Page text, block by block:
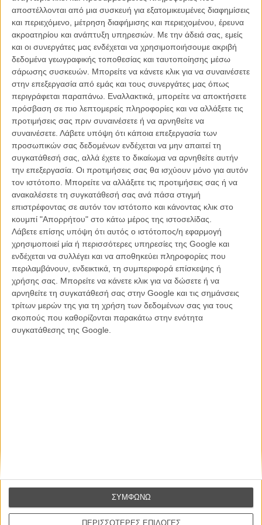
αποστέλλονται από μια συσκευή για εξατομικευμένες διαφημίσεις
και περιεχόμενο, μέτρηση διαφήμισης και περιεχομένου, έρευνα
ακροατηρίου και ανάπτυξη υπηρεσιών. Με την άδειά σας, εμείς
και οι συνεργάτες μας ενδέχεται να χρησιμοποιήσουμε ακριβή
δεδομένα γεωγραφικής τοποθεσίας και ταυτοποίησης μέσω
σάρωσης συσκευών. Μπορείτε να κάνετε κλικ για να συναινέσετε
στην επεξεργασία από εμάς και τους συνεργάτες μας όπως
περιγράφεται παραπάνω. Εναλλακτικά, μπορείτε να αποκτήσετε
πρόσβαση σε πιο λεπτομερείς πληροφορίες και να αλλάξετε τις
προτιμήσεις σας πριν συναινέσετε ή να αρνηθείτε να
συναινέσετε. Λάβετε υπόψη ότι κάποια επεξεργασία των
προσωπικών σας δεδομένων ενδέχεται να μην απαιτεί τη
συγκατάθεσή σας, αλλά έχετε το δικαίωμα να αρνηθείτε αυτήν
την επεξεργασία. Οι προτιμήσεις σας θα ισχύουν μόνο για αυτόν
τον ιστότοπο. Μπορείτε να αλλάξετε τις προτιμήσεις σας ή να
ανακαλέσετε τη συγκατάθεσή σας ανά πάσα στιγμή
επιστρέφοντας σε αυτόν τον ιστότοπο και κάνοντας κλικ στο
κουμπί "Απορρήτου" στο κάτω μέρος της ιστοσελίδας.
Λάβετε επίσης υπόψη ότι αυτός ο ιστότοπος/η εφαρμογή
χρησιμοποιεί μία ή περισσότερες υπηρεσίες της Google και
ενδέχεται να συλλέγει και να αποθηκεύει πληροφορίες που
περιλαμβάνουν, ενδεικτικά, τη συμπεριφορά επίσκεψης ή
χρήσης σας. Μπορείτε να κάνετε κλικ για να δώσετε ή να
αρνηθείτε τη συγκατάθεσή σας στην Google και τις σημάνσεις
τρίτων μερών της για τη χρήση των δεδομένων σας για τους
σκοπούς που καθορίζονται παρακάτω στην ενότητα
συγκατάθεσης της Google.
ΠΕΡΙΣΣΟΤΕΡΕΣ ΕΠΙΛΟΓΕΣ
ΣΥΜΦΩΝΩ
«Going Clear», η Σαϊεντολογία στο μικροσκόπιο:
Τρέιλερ για το πιο καυτό ντοκιμαντέρ της χρονιάς
ΝΕΑ /21 ΦΕΒ 2015/ Λήδα Γαλανού
Berlinale 2016: «Zero Days» - Στον επόμενο πόλεμο δεν θα
πλέκουμε κάλτσες
ΝΕΑ /18 ΦΕΒ 2016/ Λήδα Γαλανού
Βιμ Βέντερς
Συνέντευξη
Η επιτυχία είναι υπερτιμημένη. Δεν σε κάνει
καλύτερο, δεν σε πάει πουθενά η επιτυχία. Είναι
απλώς ένα ωραίο, ανεβαστικό, επιφανειακό
συναίσθημα.»
CONNECT